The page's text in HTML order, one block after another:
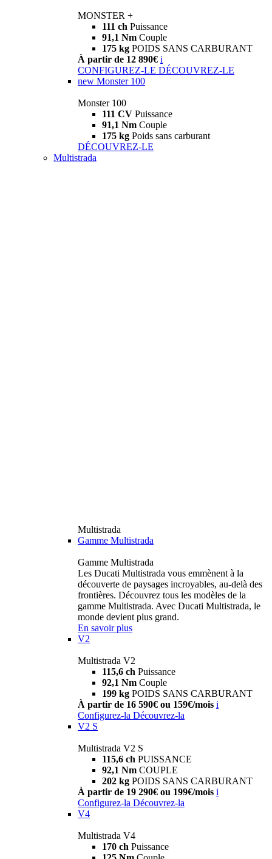
MONSTER +
111 ch Puissance
91,1 Nm Couple
175 kg POIDS SANS CARBURANT
À partir de 12 890€ i
CONFIGUREZ-LE DÉCOUVREZ-LE
new Monster 100
Monster 100
111 CV Puissance
91,1 Nm Couple
175 kg Poids sans carburant
DÉCOUVREZ-LE
Multistrada
Multistrada
Gamme Multistrada
Gamme Multistrada
Les Ducati Multistrada vous emmènent à la
découverte de paysages incroyables, au-delà des
frontières. Découvrez tous les modèles de la
gamme Multistrada. Avec Ducati Multistrada, le
monde devient plus grand.
En savoir plus
V2
Multistrada V2
115,6 ch Puissance
92,1 Nm Couple
199 kg POIDS SANS CARBURANT
À partir de 16 590€ ou 159€/mois i
Configurez-la Découvrez-la
V2 S
Multistrada V2 S
115,6 ch PUISSANCE
92,1 Nm COUPLE
202 kg POIDS SANS CARBURANT
À partir de 19 290€ ou 199€/mois i
Configurez-la Découvrez-la
V4
Multistrada V4
170 ch Puissance